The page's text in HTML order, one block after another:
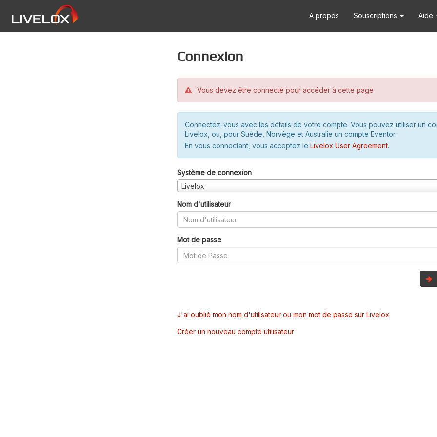
A propos Souscriptions Aide
Connexion
Vous devez être connecté pour accéder à cette page
Connectez-vous avec les détails de votre compte. Vous pouvez utiliser un
Livelox, ou, pour Suède, Norvège et Australie un compte Eventor.
En vous connectant, vous acceptez le Livelox User Agreement.
Système de connexion
Livelox
Nom d'utilisateur
Mot de passe
J'ai oublié mon nom d'utilisateur ou mon mot de passe sur Livelox
Créer un nouveau compte utilisateur